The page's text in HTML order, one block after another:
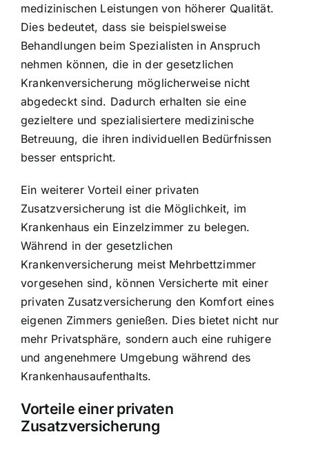
medizinischen Leistungen von höherer Qualität.
Dies bedeutet, dass sie beispielsweise
Behandlungen beim Spezialisten in Anspruch
nehmen können, die in der gesetzlichen
Krankenversicherung möglicherweise nicht
abgedeckt sind. Dadurch erhalten sie eine
gezieltere und spezialisiertere medizinische
Betreuung, die ihren individuellen Bedürfnissen
besser entspricht.
Ein weiterer Vorteil einer privaten
Zusatzversicherung ist die Möglichkeit, im
Krankenhaus ein Einzelzimmer zu belegen.
Während in der gesetzlichen
Krankenversicherung meist Mehrbettzimmer
vorgesehen sind, können Versicherte mit einer
privaten Zusatzversicherung den Komfort eines
eigenen Zimmers genießen. Dies bietet nicht nur
mehr Privatsphäre, sondern auch eine ruhigere
und angenehmere Umgebung während des
Krankenhausaufenthalts.
Vorteile einer privaten
Zusatzversicherung